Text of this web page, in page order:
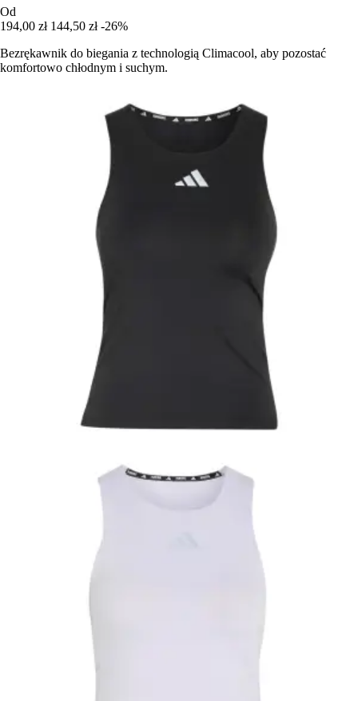
Od
194,00 zł 144,50 zł -26%
Bezrękawnik do biegania z technologią Climacool, aby pozostać
komfortowo chłodnym i suchym.